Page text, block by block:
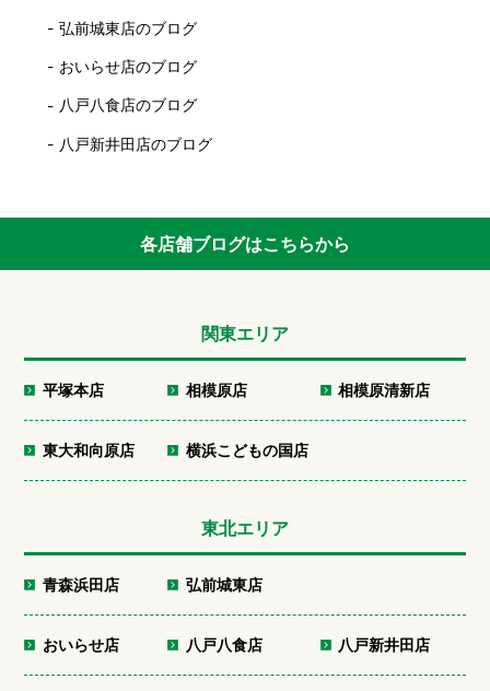
弘前城東店のブログ
おいらせ店のブログ
八戸八食店のブログ
八戸新井田店のブログ
各店舗ブログはこちらから
関東エリア
平塚本店 相模原店 相模原清新店
東大和向原店 横浜こどもの国店
東北エリア
青森浜田店 弘前城東店
おいらせ店 八戸八食店 八戸新井田店